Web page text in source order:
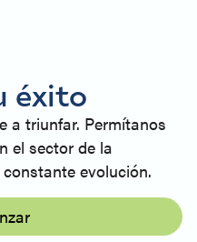
éxito
a triunfar. Permítanos
el sector de la
evolución.